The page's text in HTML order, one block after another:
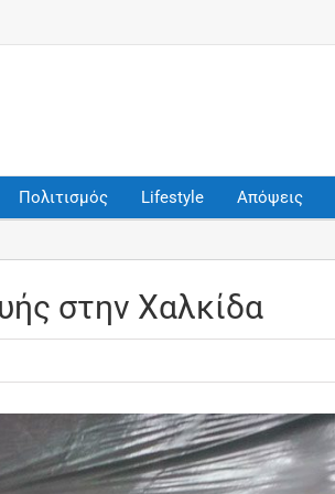
Πολιτισμός Lifestyle Απόψεις
στην Χαλκίδα